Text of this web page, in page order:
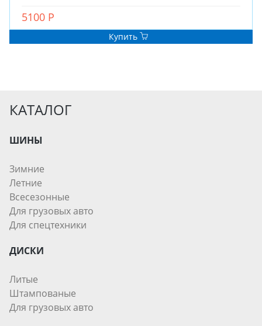
5100 Р
Купить
КАТАЛОГ
ШИНЫ
Зимние
Летние
Всесезонные
Для грузовых авто
Для спецтехники
ДИСКИ
Литые
Штампованые
Для грузовых авто